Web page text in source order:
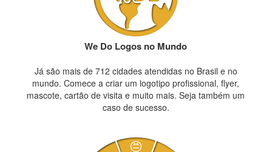
We Do Logos no Mundo
Já são mais de 712 cidades atendidas no Brasil e no
mundo. Comece a criar um logotipo profissional, flyer,
mascote, cartão de visita e muito mais. Seja também um
caso de sucesso.